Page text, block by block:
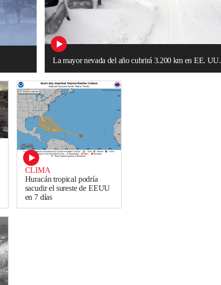
La mayor nevada del año cubrirá 3.200 km en EE. UU.
CLIMA
Huracán tropical podría
sacudir el sureste de EEUU
en 7 días